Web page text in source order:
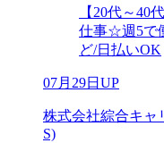
【20代～40
仕事☆週5で
ど/日払いOK
07月29日UP
株式会社綜合キャ
S)